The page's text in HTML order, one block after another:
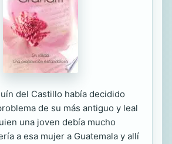
del Castillo había decidido
de su más antiguo y leal
una joven debía mucho
a esa mujer a Guatemala y allí